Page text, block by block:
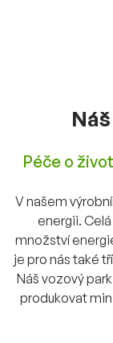
Péče o
V našem
energii.
množství
je pro nás také
Náš vozový
produkovat